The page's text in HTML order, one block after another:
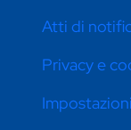
Atti di
Privacy e